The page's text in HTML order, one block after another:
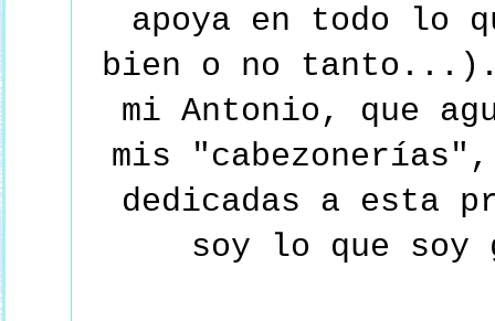
apoya en todo lo
bien o no
mi Antonio, que
mis
dedicadas a esta
soy lo que